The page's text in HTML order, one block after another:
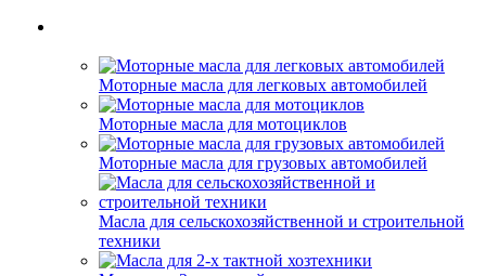
Моторные масла для легковых автомобилей
Моторные масла для мотоциклов
Моторные масла для грузовых автомобилей
Масла для сельскохозяйственной и строительной
техники